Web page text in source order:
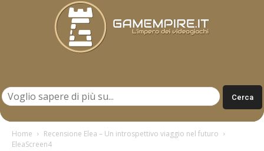
Home
Recensione Elea – Un introspettivo viaggio nel futuro
EleaScreen4